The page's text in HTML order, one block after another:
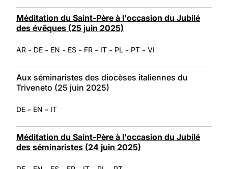
Méditation du Saint-Père à l'occasion du Jubilé
des évêques (25 juin 2025)
AR - DE - EN - ES - FR - IT - PL - PT - VI
Aux séminaristes des diocèses italiennes du
Triveneto (25 juin 2025)
DE - EN - IT
Méditation du Saint-Père à l'occasion du Jubilé
des séminaristes (24 juin 2025)